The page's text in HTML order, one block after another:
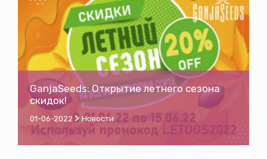
GanjaSeeds: Открытие летнего сезона
скидок!
01-06-2022 > Новости